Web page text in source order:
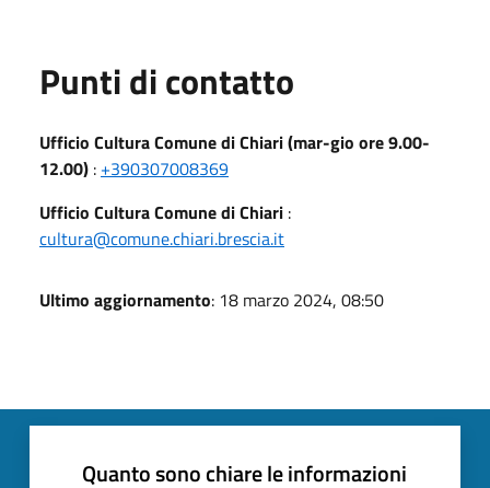
Punti di contatto
Ufficio Cultura Comune di Chiari (mar-gio ore 9.00-
12.00) : +390307008369
Ufficio Cultura Comune di Chiari :
cultura@comune.chiari.brescia.it
Ultimo aggiornamento: 18 marzo 2024, 08:50
Quanto sono chiare le informazioni